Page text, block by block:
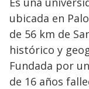
ubicada en
de 56 km de
histórico y
Fundada por
de 16 años